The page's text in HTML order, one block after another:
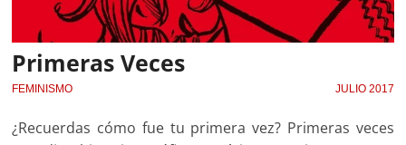
Primeras Veces
FEMINISMO JULIO 2017
¿Recuerdas cómo fue tu primera vez? Primeras veces